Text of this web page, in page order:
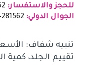
للحجز والاستفسار: 07854281562
الجوال الدولي: 009647854281562
تنبيه شفاف:
تقييم الجلد، كمية